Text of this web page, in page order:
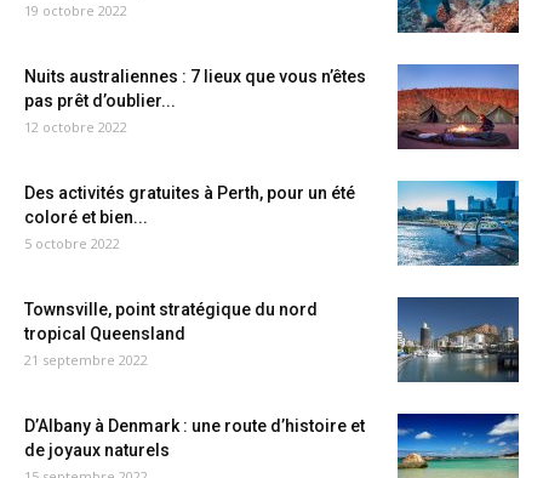
19 octobre 2022
Nuits australiennes : 7 lieux que vous n’êtes
pas prêt d’oublier...
12 octobre 2022
Des activités gratuites à Perth, pour un été
coloré et bien...
5 octobre 2022
Townsville, point stratégique du nord
tropical Queensland
21 septembre 2022
D’Albany à Denmark : une route d’histoire et
de joyaux naturels